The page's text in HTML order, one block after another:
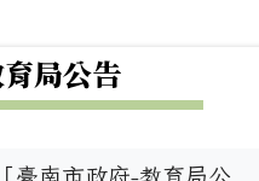
局公告
臺南市政府-教育局公